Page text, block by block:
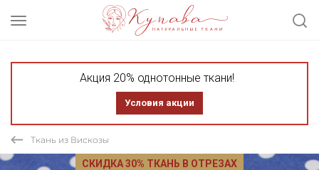
Акция 20% однотонные ткани!
Условия акции
Ткань из Вискозы
СКИДКА 30% ТКАНЬ В ОТРЕЗАХ